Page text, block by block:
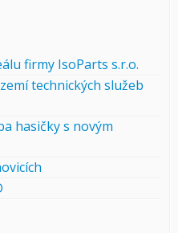
firmy IsoParts s.r.o.
technických služeb
hasičky s novým